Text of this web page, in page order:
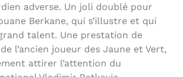
adverse. Un joli doublé pour
Berkane, qui s’illustre et qui
talent. Une prestation de
l’ancien joueur des Jaune et Vert,
attirer l’attention du